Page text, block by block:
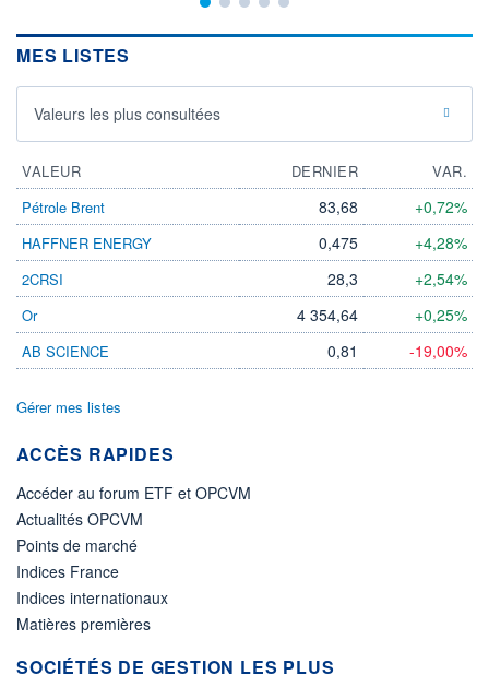
MES LISTES
Valeurs les plus consultées
VALEUR DERNIER
VAR.
Pétrole Brent
83,68 +0,72%
HAFFNER ENERGY 0,475 +4,28%
2CRSI 28,3 +2,54%
Or 4 354,64 +0,25%
AB SCIENCE 0,81 -19,00%
Gérer mes listes
ACCÈS RAPIDES
Accéder au forum ETF et OPCVM
Actualités OPCVM
Points de marché
Indices France
Indices internationaux
Matières premières
SOCIÉTÉS DE GESTION LES PLUS